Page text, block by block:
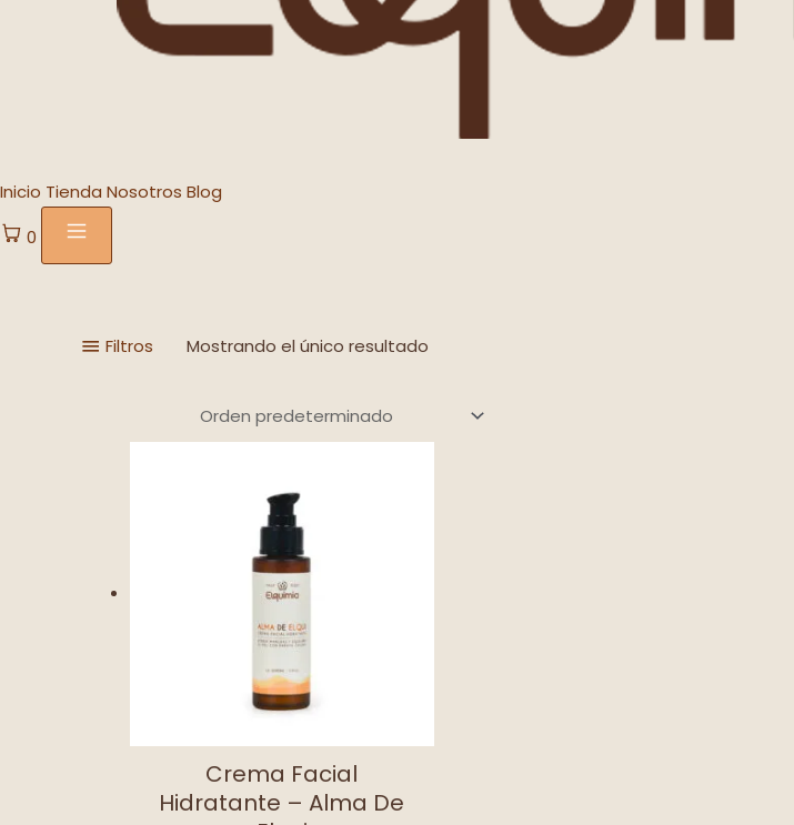
Inicio Tienda Nosotros Blog
0
Filtros Mostrando el único resultado
Crema Facial
Hidratante – Alma De